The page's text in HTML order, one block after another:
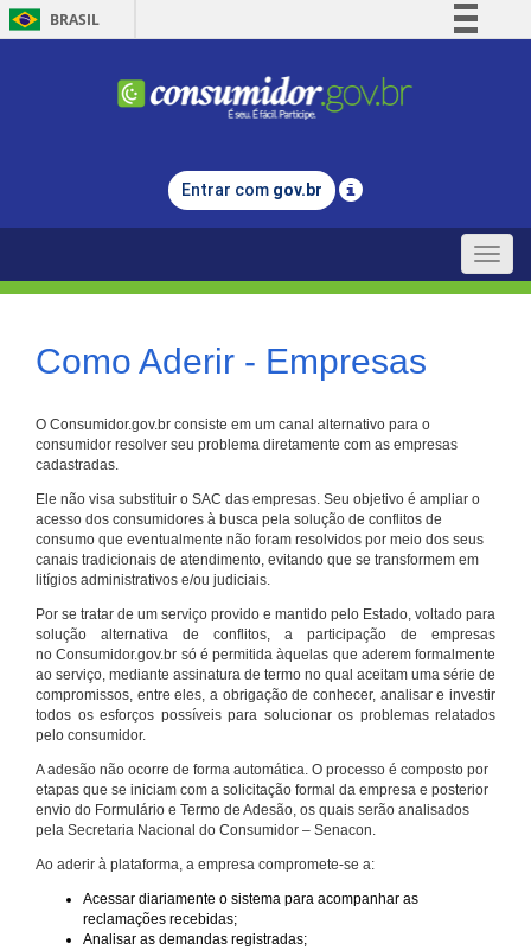
BRASIL
Comunica BR
Legislação
Entrar com gov.br
Toggle
Como Aderir - Empresas
O Consumidor.gov.br consiste em um canal alternativo para o
consumidor resolver seu problema diretamente com as empresas
cadastradas.
Ele não visa substituir o SAC das empresas. Seu objetivo é ampliar o
acesso dos consumidores à busca pela solução de conflitos de
consumo que eventualmente não foram resolvidos por meio dos seus
canais tradicionais de atendimento, evitando que se transformem em
litígios administrativos e/ou judiciais.
Por se tratar de um serviço provido e mantido pelo Estado, voltado para
solução alternativa de conflitos, a participação de empresas
no Consumidor.gov.br só é permitida àquelas que aderem formalmente
ao serviço, mediante assinatura de termo no qual aceitam uma série de
compromissos, entre eles, a obrigação de conhecer, analisar e investir
todos os esforços possíveis para solucionar os problemas relatados
pelo consumidor.
A adesão não ocorre de forma automática. O processo é composto por
etapas que se iniciam com a solicitação formal da empresa e posterior
envio do Formulário e Termo de Adesão, os quais serão analisados
pela Secretaria Nacional do Consumidor – Senacon.
Ao aderir à plataforma, a empresa compromete-se a:
Acessar diariamente o sistema para acompanhar as
reclamações recebidas;
Analisar as demandas registradas;